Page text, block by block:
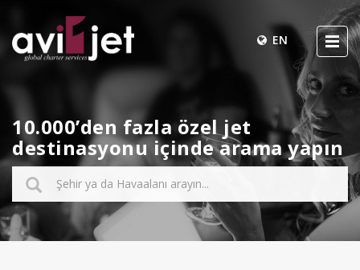
EN
10.000’den fazla özel jet
destinasyonu içinde arama yapın